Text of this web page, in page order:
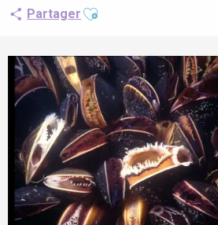
Partager Ajouter aux favoris